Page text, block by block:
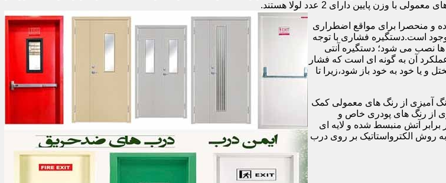
و منحصرا برای مواقع اضطراری
است.دستگیره فشاری با توجه
ها نصب می شود؛ دستگیره آنتی
آن به گونه ای است که فشار
و یا خود به خود باز شود،زیرا تا
آمیزی از رنگ های معمولی کمک
از رنگ های پودری خاص و
برابر آتش منبسط شده و لایه ای
روش الکترواستاتیک بر روی درب